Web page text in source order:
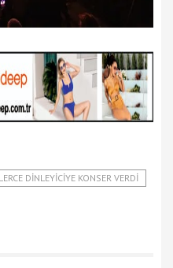
DİNLEYİCİYE KONSER VERDİ